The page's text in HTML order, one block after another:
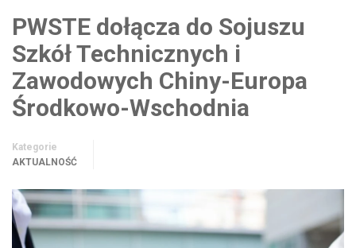
PWSTE dołącza do Sojuszu
Szkół Technicznych i
Zawodowych Chiny-Europa
Środkowo-Wschodnia
Kategorie
AKTUALNOŚĆ